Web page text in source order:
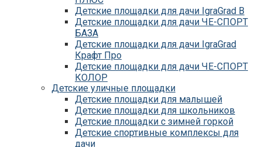
Детские площадки для дачи IgraGrad B
Детские площадки для дачи ЧЕ-СПОРТ
БАЗА
Детские площадки для дачи IgraGrad
Крафт Про
Детские площадки для дачи ЧЕ-СПОРТ
КОЛОР
Детские площадки для дачи IgraGrad С
Детские площадки для дачи ЧЕ-СПОРТ
КАРКАС
Детские площадки для дачи Савушка
КУБ
Детские уличные игровые площадки
Детские уличные площадки
Детские площадки для малышей
Детские площадки для школьников
Детские площадки с зимней горкой
Детские спортивные комплексы для
дачи